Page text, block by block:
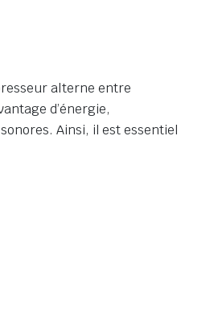
alterne entre
d’énergie,
Ainsi, il est essentiel